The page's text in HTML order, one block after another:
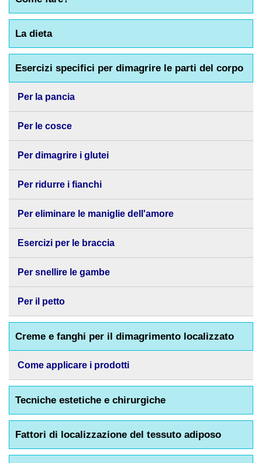
La dieta
Esercizi specifici per dimagrire le parti del corpo
Per la pancia
Per le cosce
Per dimagrire i glutei
Per ridurre i fianchi
Per eliminare le maniglie dell'amore
Esercizi per le braccia
Per snellire le gambe
Per il petto
Creme e fanghi per il dimagrimento localizzato
Come applicare i prodotti
Tecniche estetiche e chirurgiche
Fattori di localizzazione del tessuto adiposo